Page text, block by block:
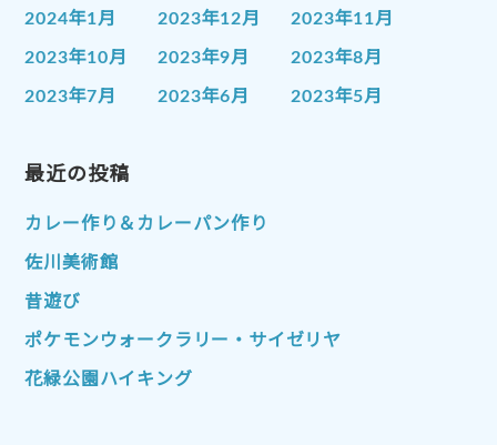
2024年1月 2023年12月 2023年11月
2023年10月 2023年9月 2023年8月
2023年7月 2023年6月 2023年5月
2023年1月
2022年10月 2022年9月
2022年7月
2022年4月
2022年1月 2021年12月 2021年11月
2021年10月 2021年9月
最近の投稿
カレー作り＆カレーパン作り
佐川美術館
昔遊び
ポケモンウォークラリー・サイゼリヤ
花緑公園ハイキング